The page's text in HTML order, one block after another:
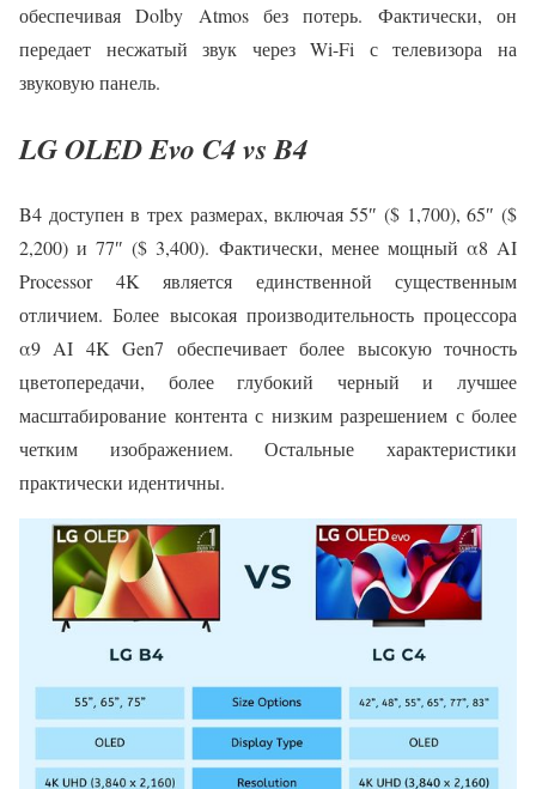
обеспечивая Dolby Atmos без потерь. Фактически, он
передает несжатый звук через Wi-Fi с телевизора на
звуковую панель.
LG OLED Evo C4 vs B4
B4 доступен в трех размерах, включая 55″ ($ 1,700), 65″ ($
2,200) и 77″ ($ 3,400). Фактически, менее мощный α8 AI
Processor 4K является единственной существенным
отличием. Более высокая производительность процессора
α9 AI 4K Gen7 обеспечивает более высокую точность
цветопередачи, более глубокий черный и лучшее
масштабирование контента с низким разрешением с более
четким изображением. Остальные характеристики
практически идентичны.